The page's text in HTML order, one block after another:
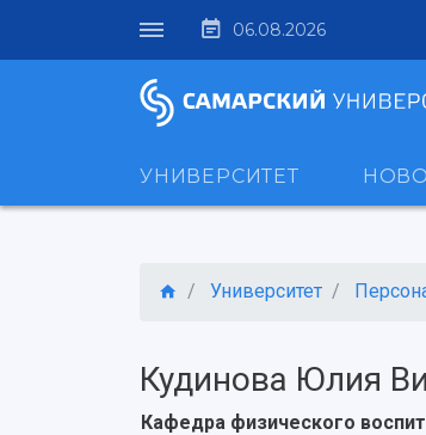
06.08.2026
УНИВЕРСИТЕТ
Университет
Кудинова Юлия
Кафедра физического